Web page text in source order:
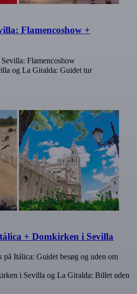
Flamencoshow +
Flamencoshow
og La Giralda: Guidet tur
+ Domkirken i Sevilla
på Itálica: Guidet besøg og uden om
i Sevilla og La Giralda: Billet uden